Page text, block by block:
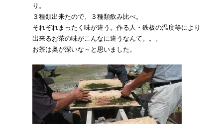
り。
３種類出来たので、３種類飲み比べ。
それぞれまったく味が違う。作る人・鉄板の温度等により
出来るお茶の味がこんなに違うなんて。。。
お茶は奥が深いな～と思いました。